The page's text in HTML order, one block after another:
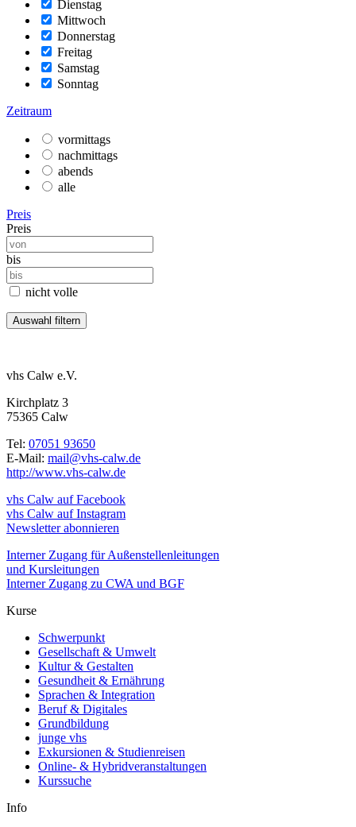
Dienstag
Mittwoch
Donnerstag
Freitag
Samstag
Sonntag
Zeitraum
vormittags
nachmittags
abends
alle
Preis
Preis
bis
nicht volle
vhs Calw e.V.
Kirchplatz 3
75365 Calw
Tel: 07051 93650
E-Mail: mail@vhs-calw.de
http://www.vhs-calw.de
vhs Calw auf Facebook
vhs Calw auf Instagram
Newsletter abonnieren
Interner Zugang für Außenstellenleitungen
und Kursleitungen
Interner Zugang zu CWA und BGF
Kurse
Schwerpunkt
Gesellschaft & Umwelt
Kultur & Gestalten
Gesundheit & Ernährung
Sprachen & Integration
Beruf & Digitales
Grundbildung
junge vhs
Exkursionen & Studienreisen
Online- & Hybridveranstaltungen
Kurssuche
Info